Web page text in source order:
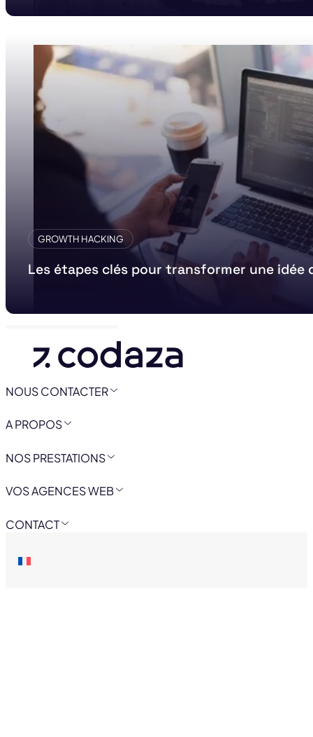
GROWTH HACKING
Les étapes clés pour transformer une idée
NOUS CONTACTER
A PROPOS
NOS PRESTATIONS
VOS AGENCES WEB
CONTACT